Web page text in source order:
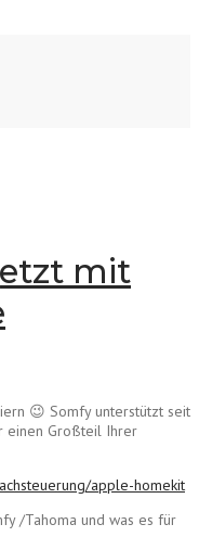
mit
😉 Somfy unterstützt seit
einen Großteil Ihrer
apple-homekit
/Tahoma und was es für